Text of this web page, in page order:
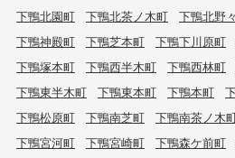
下鴨北園町
下鴨北茶ノ木町 下鴨北野
下鴨神殿町
下鴨芝本町 下鴨下川原町
下鴨塚本町
下鴨西半木町 下鴨西林町
下鴨東半木町
下鴨東本町 下鴨本町
下鴨松原町
下鴨南芝町 下鴨南茶ノ木
下鴨宮河町
下鴨宮崎町 下鴨森ケ前町